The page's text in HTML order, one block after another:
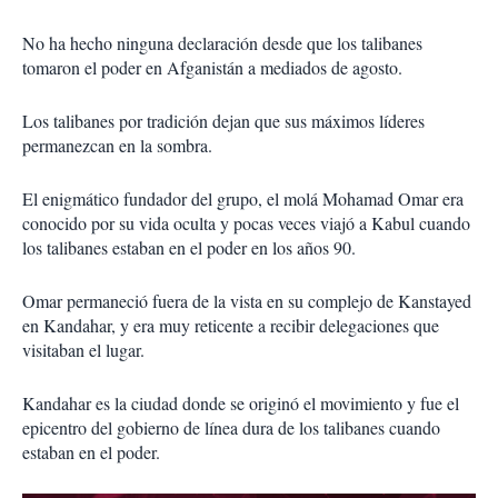
No ha hecho ninguna declaración desde que los talibanes
tomaron el poder en Afganistán a mediados de agosto.
Los talibanes por tradición dejan que sus máximos líderes
permanezcan en la sombra.
El enigmático fundador del grupo, el molá Mohamad Omar era
conocido por su vida oculta y pocas veces viajó a Kabul cuando
los talibanes estaban en el poder en los años 90.
Omar permaneció fuera de la vista en su complejo de Kanstayed
en Kandahar, y era muy reticente a recibir delegaciones que
visitaban el lugar.
Kandahar es la ciudad donde se originó el movimiento y fue el
epicentro del gobierno de línea dura de los talibanes cuando
estaban en el poder.